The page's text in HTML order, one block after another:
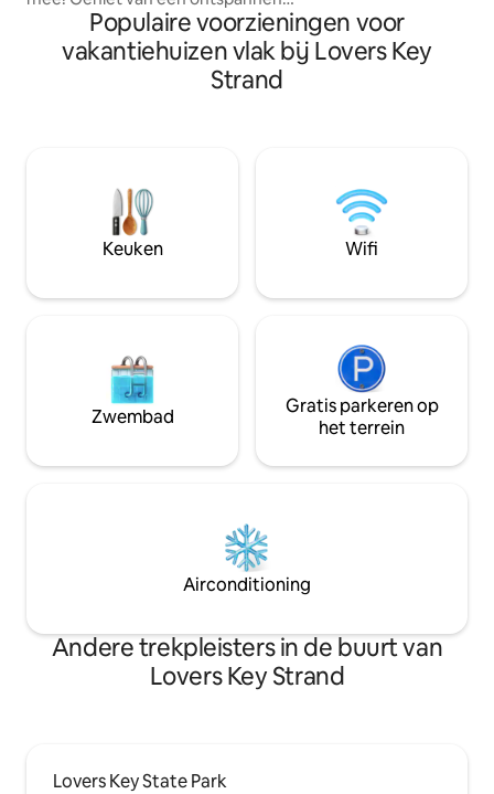
verblijf terwijl je naar de dolfijnen en
lamantijnen kijkt direct aan de haven.
Deze prachtig bijgewerkte woning
heeft alles wat je nodig hebt voor een
zonneplank. Geniet van prachtige
zonsondergangen vanaf de enorme
patio. Trolly naar strand bij de ingang van
de buurt of loop er in enkele minuten
het witte zand
een perfect uitje
groottes! Deze woning beschikt over
restaurants op
van de deur.
Populaire voorzieningen voor
vakantiehuizen vlak bij Lovers Key
Strand
Keuken Wifi
Zwembad
Gratis parkeren op
het terrein
Airconditioning
Andere trekpleisters in de buurt van
Lovers Key Strand
Lovers Key State Park